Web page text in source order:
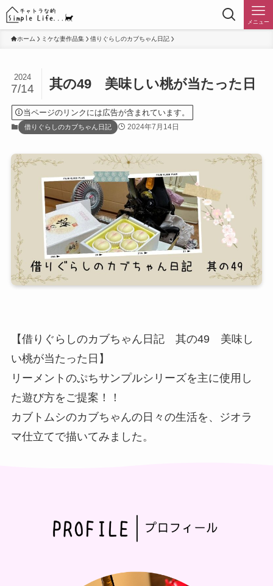
メニュー
ホーム ミケな妻作品集 借りぐらしのカブちゃん日記
其の49 美味しい桃が当たった日
2024
7/14
当ページのリンクには広告が含まれています。
借りぐらしのカブちゃん日記 2024年7月14日
【借りぐらしのカブちゃん日記 其の49 美味し
い桃が当たった日】
リーメントのぷちサンプルシリーズを主に使用し
た遊び方をご提案！！
カブトムシのカブちゃんの日々の生活を、ジオラ
マ仕立てで描いてみました。